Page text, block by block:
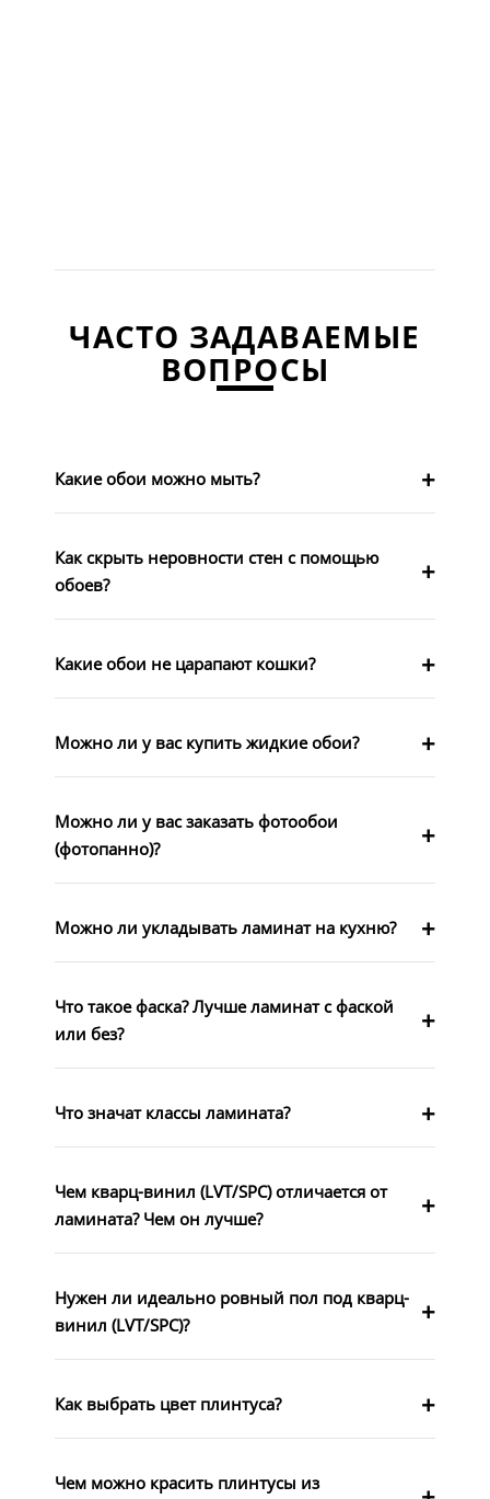
ЧАСТО ЗАДАВАЕМЫЕ
ВОПРОСЫ
Какие обои можно мыть?
Как скрыть неровности стен с помощью
обоев?
Какие обои не царапают кошки?
Можно ли у вас купить жидкие обои?
Можно ли у вас заказать фотообои
(фотопанно)?
Можно ли укладывать ламинат на кухню?
Что такое фаска? Лучше ламинат с фаской
или без?
Что значат классы ламината?
Чем кварц-винил (LVT/SPC) отличается от
ламината? Чем он лучше?
Нужен ли идеально ровный пол под кварц-
винил (LVT/SPC)?
Как выбрать цвет плинтуса?
Чем можно красить плинтусы из